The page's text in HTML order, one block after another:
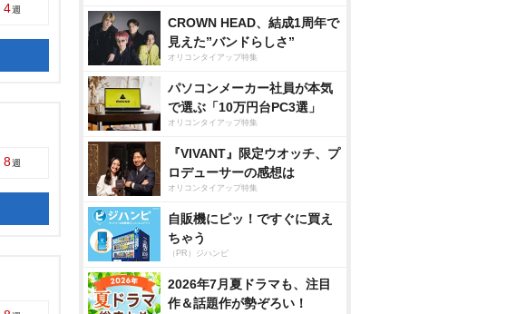
4週
8週
CROWN HEAD、結成1周年で
見えた”バンドらしさ”
オリコンタイアップ特集
パソコンメーカー社員が本気
で選ぶ「10万円台PC3選」
オリコンタイアップ特集
『VIVANT』限定ウオッチ、プ
ロデューサーの感想は
オリコンタイアップ特集
自販機にピッ！ですぐに買え
ちゃう
（PR）ジハンピ
2026年7月夏ドラマも、注目
作＆話題作が勢ぞろい！